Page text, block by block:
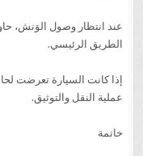
عند انتظار وصول الوَنش،
الطريق الرئيسي.
إذا كانت السيارة تعرضت
عملية النقل والتوثيق.
خاتمة